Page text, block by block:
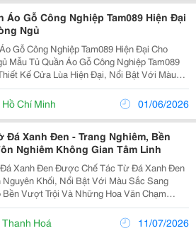
Áo Gỗ Công Nghiệp Tam089 Hiện Đại
Ngủ
Gỗ Công Nghiệp Tam089 Hiện Đại Cho
Kế Cửa Lùa Hiện Đại, Nổi Bật Với Màu
Ấm Áp Kết Hợp Chi Tiết Nan Mây Và Khung
Tế. Kiểu Dáng Gọn Gàng Giúp Phòng Ngủ
Hồ Chí Minh 01/06/2026
Đá Xanh Đen - Trang Nghiêm, Bền
Nghiêm Không Gian Tâm Linh
Xanh Đen Được Chế Tác Từ Đá Xanh Đen
Khối, Nổi Bật Với Màu Sắc Sang
Bền Vượt Trội Và Những Hoa Văn Chạm
Xảo. Sản Phẩm Không Chỉ Là Nơi Thờ Cúng
Mà Còn Góp Phần Tạo Nên Vẻ Đẹp Uy
Thanh Hoá 11/07/2026